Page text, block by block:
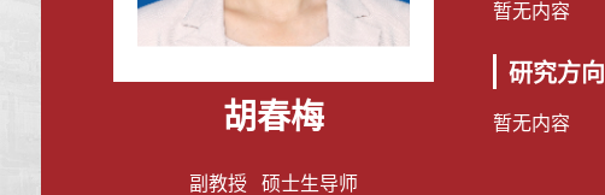
胡春梅
副教授 硕士生导师
暂无内容
研究方向
暂无内容